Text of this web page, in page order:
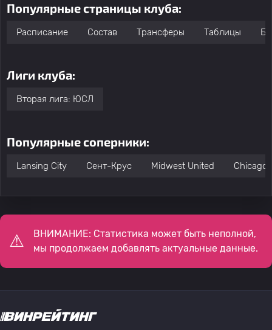
Популярные страницы клуба:
Расписание Состав Трансферы Таблицы
Лиги клуба:
Вторая лига: ЮСЛ
Популярные соперники:
Lansing City Сент-Крус Midwest United Chicago
ВНИМАНИЕ: Статистика может быть неполной,
мы продолжаем добавлять актуальные данные.